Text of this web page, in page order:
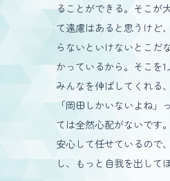
ることができる。そこが
て遠慮はあると思うけど
らないといけないとこだ
かっているから。そこを1
みんなを伸ばしてくれる
「岡田しかいないよね」
ては全然心配がないです
安心して任せているので
し、もっと自我を出して